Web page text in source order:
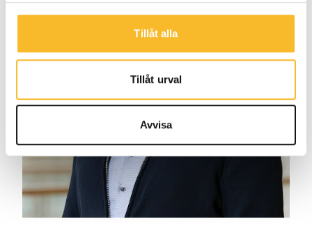
Tillåt alla
Tillåt urval
Avvisa